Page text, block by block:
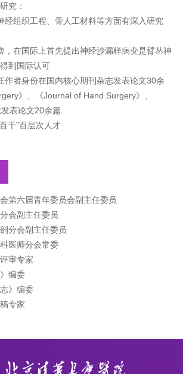
究：
经组织工程、骨人工材料等方面有深入研究
，在国际上首先提出神经沙漏样病变是臂丛神
到国际认可
作者身份在国内核心期刊杂志发表论文30余
》、《Journal of Hand Surgery》、
发表论文20余篇
千”百层次人才
第六届青年委员会副主任委员
会副主任委员
分会副主任委员
医师分会常委
审专家
编委
》编委
专家